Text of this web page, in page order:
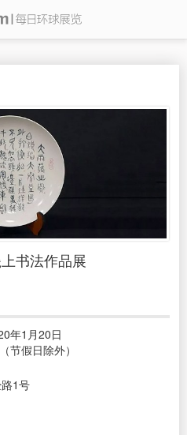
书法作品展
年1月20日
节假日除外）
1号